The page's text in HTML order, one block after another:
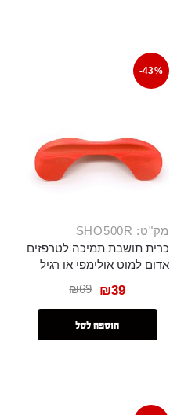
-43%
מק"ט: SHO500R
כרית תושבת תמיכה לטרפזים
אדום למוט אולימפי או רגיל
₪69 ₪39
הוספה לסל